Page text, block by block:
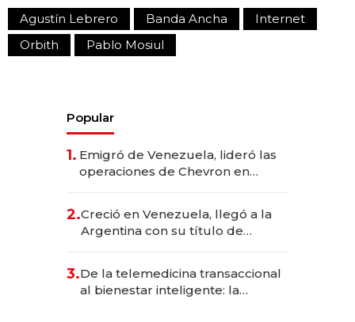
Agustín Lebrero Banda Ancha
Internet
Orbith
Pablo Mosiul
Popular
1. Emigró de Venezuela, lideró las
operaciones de Chevron en
2.Creció en Venezuela, llegó a la
Argentina con su título de
las marcas "fast premium"
3.De la telemedicina transaccional
al bienestar inteligente: la